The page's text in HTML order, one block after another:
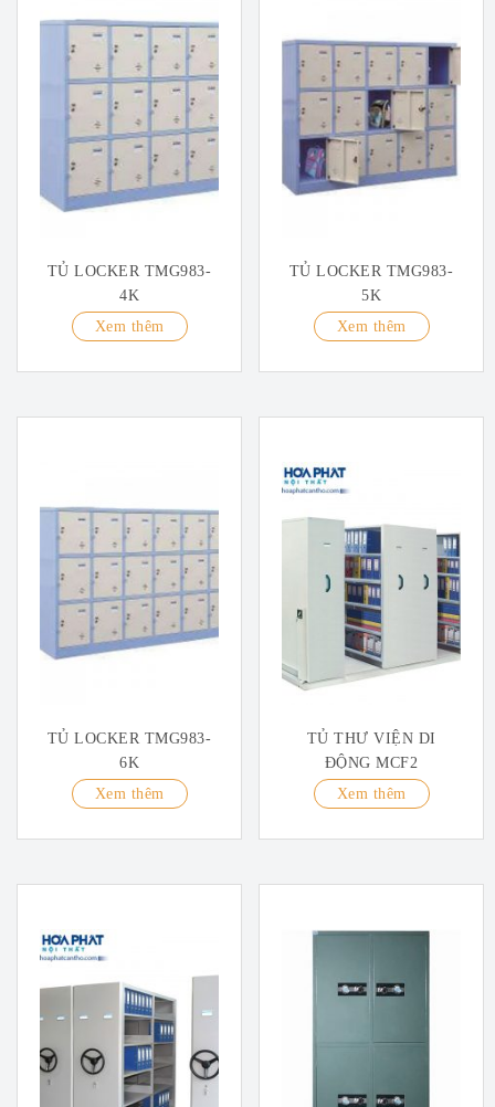
TỦ LOCKER TMG983-
4K
Xem thêm
TỦ LOCKER TMG983-
5K
Xem thêm
TỦ LOCKER TMG983-
6K
Xem thêm
TỦ THƯ VIỆN DI
ĐỘNG MCF2
Xem thêm